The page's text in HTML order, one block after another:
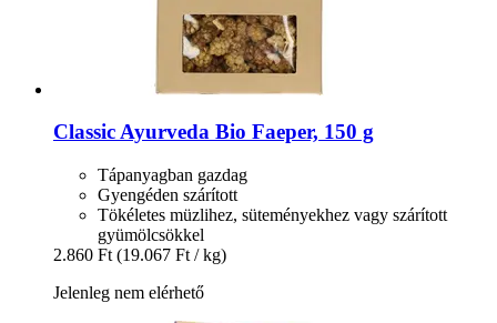
Classic Ayurveda Bio Faeper, 150 g
Tápanyagban gazdag
Gyengéden szárított
Tökéletes müzlihez, süteményekhez vagy szárított
gyümölcsökkel
2.860 Ft (19.067 Ft / kg)
Jelenleg nem elérhető